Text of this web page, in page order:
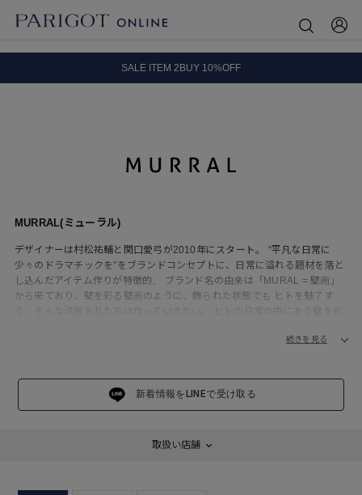
SALE ITEM 2BUY 10%OFF
MURRAL(ミューラル)
デザイナーは村松祐輔と関口愛弓が2010年にスタート。 “平凡な日常に
少々のドラマチックを”をブランドコンセプトに、日常に溢れる題材を落と
し込んだアイテム作りが特徴的。 ブランド名の由来は「MURAL = 壁画」
から来ており、壁を彩る壁画のように、飾られた状態でも ヒトを魅了す
や鮮やかなカラーパレットを用いたブラウスやドレス、スカートなどを展
続きを見る
新着情報をLINEで受け取る
取扱い店舗